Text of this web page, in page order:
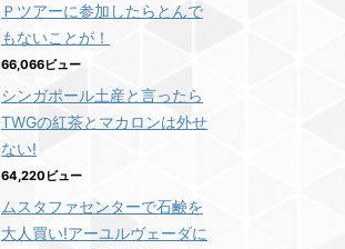
Ｐツアーに参加したらとんで
もないことが！
66,066ビュー
シンガポール土産と言ったら
TWGの紅茶とマカロンは外せ
ない!
64,220ビュー
ムスタファセンターで石鹸を
大人買い!アーユルヴェーダに